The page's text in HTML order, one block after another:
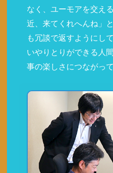
なく、ユーモアを交え
近、来てくれへんね」
も冗談で返すようにし
いやりとりができる人
事の楽しさにつながっ